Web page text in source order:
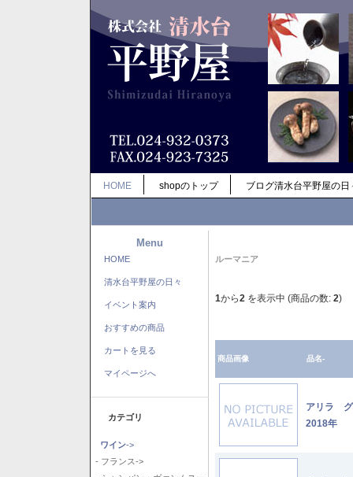
HOME shopのトップ ブログ清水台平野屋の日
Menu
HOME
清水台平野屋の日々
イベント案内
おすすめの商品
カートを見る
マイページへ
カテゴリ
ワイン->
- フランス->
ルーマニア
1から2 を表示中 (商品の数: 2)
商品画像 品名-
アリラ
2018年